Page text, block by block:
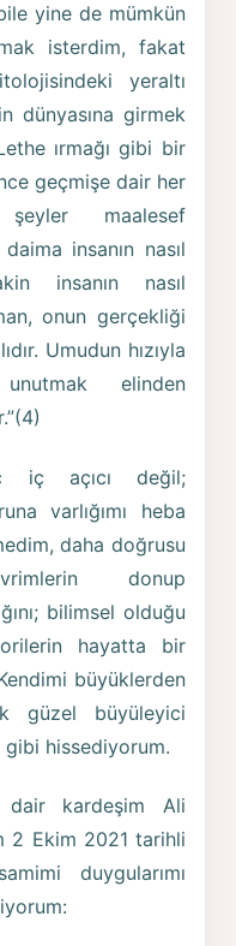
yine de mümkün
isterdim, fakat
yeraltı
dünyasına girmek
ırmağı gibi bir
geçmişe dair her
maalesef
insanın nasıl
insanın nasıl
onun gerçekliği
Umudun hızıyla
elinden
iç açıcı değil;
varlığımı heba
daha doğrusu
donup
bilimsel olduğu
hayatta bir
Kendimi büyüklerden
güzel büyüleyici
hissediyorum.
dair kardeşim Ali
2 Ekim 2021 tarihli
duygularımı